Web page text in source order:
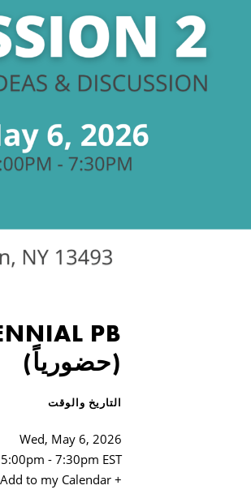
(حضورياً)
التاريخ والوقت
Wed, May 6, 2026
5:00pm - 7:30pm EST
+ Add to my Calendar